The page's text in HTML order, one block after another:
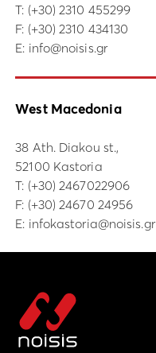
Τ: (+30) 2310 455299
F: (+30) 2310 434130
E: info@noisis.gr
West Macedonia
38 Ath. Diakou st.,
52100 Kastoria
Τ: (+30) 2467022906
F: (+30) 24670 24956
E: infokastoria@noisis.gr